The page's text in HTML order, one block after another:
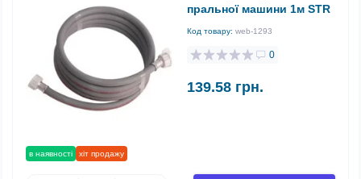
в наявності хіт продажу
пральної машини 1м STR
Код товару: web-1293
0
139.58 грн.